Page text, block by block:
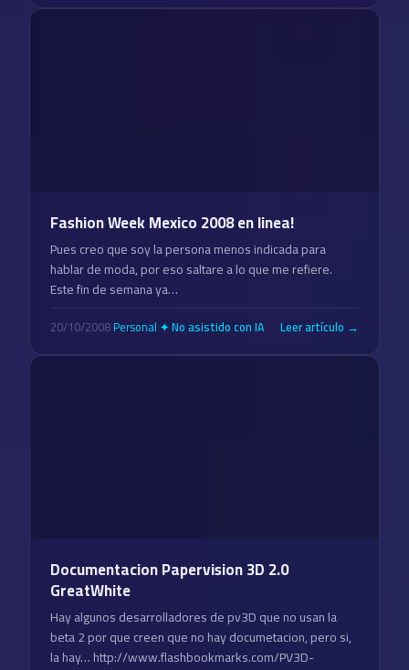
Fashion Week Mexico 2008 en linea!
Pues creo que soy la persona menos indicada para
hablar de moda, por eso saltare a lo que me refiere.
Este fin de semana ya…
20/10/2008Personal ✦ No asistido con IA Leer artículo →
Documentacion Papervision 3D 2.0
GreatWhite
Hay algunos desarrolladores de pv3D que no usan la
beta 2 por que creen que no hay documetacion, pero si,
la hay… http://www.flashbookmarks.com/PV3D-